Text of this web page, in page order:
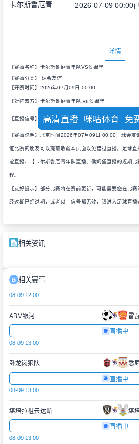
卡尔斯鲁厄青年队 2026-07-09 00:00
详情
【赛事名称】卡尔斯鲁厄青年队VS侯姆堡
【赛事分类】 球会友谊
【开赛时间】2026年07月09日 00:00
【对阵双方】卡尔斯鲁厄青年队 vs 侯姆堡
【直播信号】 高清直播 咪咕体育 免
【赛事说明】北京时间2026年07月09日 00:00，球会友
谊比赛的朋友可以提前收藏本页面以免错过直播。足球
谊直播、【卡尔斯鲁厄青年队直播、侯姆堡直播的近期
程。
【友好提示】部分比赛将在赛前更新，可能需要您在比
经过期已经过期，或者以上信号都无效，请进入足球直播
相关资讯
相关赛事
08-09 12:00
ABM银河 雷
直播中
08-09 13:00
卧龙岗狼队 悉
直播中
08-09 13:00
堪培拉祖云达斯 堪
直播中
08-09 13:00